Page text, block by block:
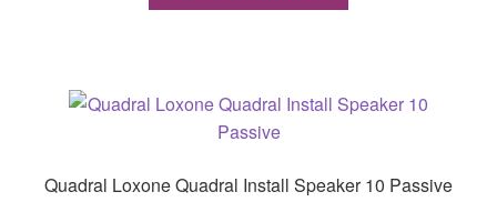
Quadral Loxone Quadral Install Speaker 10 Passive